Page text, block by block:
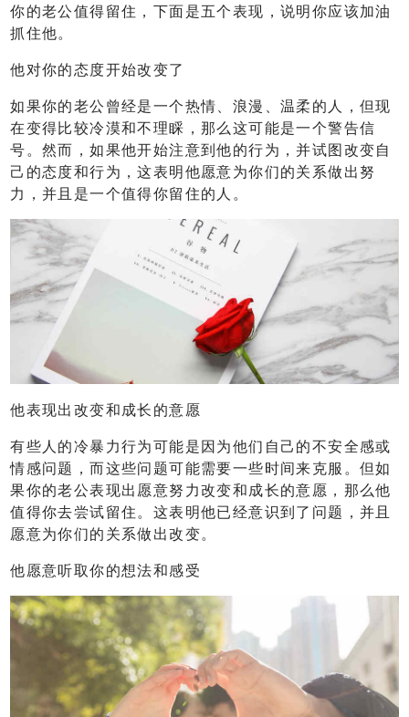
你的老公值得留住，下面是五个表现，说明你应该加油
抓住他。
他对你的态度开始改变了
如果你的老公曾经是一个热情、浪漫、温柔的人，但现
在变得比较冷漠和不理睬，那么这可能是一个警告信
号。然而，如果他开始注意到他的行为，并试图改变自
己的态度和行为，这表明他愿意为你们的关系做出努
力，并且是一个值得你留住的人。
他表现出改变和成长的意愿
有些人的冷暴力行为可能是因为他们自己的不安全感或
情感问题，而这些问题可能需要一些时间来克服。但如
果你的老公表现出愿意努力改变和成长的意愿，那么他
值得你去尝试留住。这表明他已经意识到了问题，并且
愿意为你们的关系做出改变。
他愿意听取你的想法和感受